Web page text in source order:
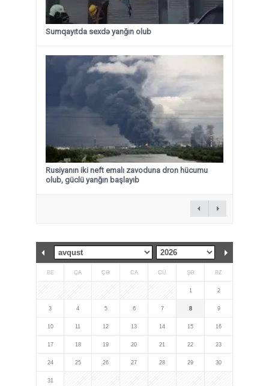
Sumqayıtda sexdə yanğın olub
Rusiyanın iki neft emalı zavoduna dron hücumu
olub, güclü yanğın başlayıb
BE ÇA ÇƏ CA CÜ ŞƏ BZ
1 2
3 4 5 6 7 8 9
10 11 12 13 14 15 16
17 18 19 20 21 22 23
24 25 26 27 28 29 30
31